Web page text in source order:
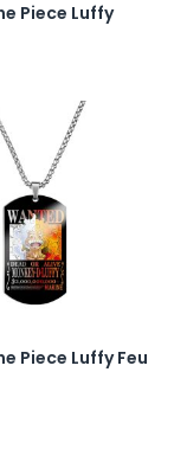
Piece Luffy
Piece Luffy Feu